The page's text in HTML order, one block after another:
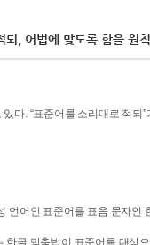
, 어법에 맞도록 함을 원
다. “표준어를 소리대로 적되
언어인 표준어를 표음 문자인
한글 맞춤법이 표준어를 대상